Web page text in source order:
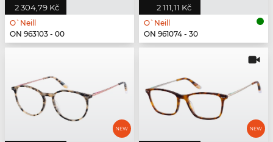
2 304,79 Kč
O`Neill
ON 963103 - 00
2 111,11 Kč
O`Neill
ON 961074 - 30